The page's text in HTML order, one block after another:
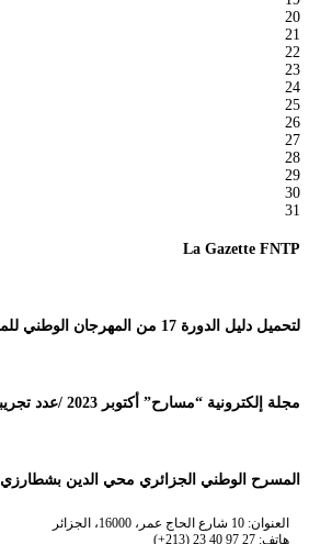
20
21
22
23
24
25
26
27
28
29
30
31
La Gazette FNTP
لتحميل دليل الدورة 17 من المهرجان الوطني للمسرح المحترف
مجلة إلكترونية “مسارح” أكتوبر 2023 /عدد تجريبي
المسرح الوطني الجزائري محي الدين بشطارزي
العنوان: 10 شارع الحاج عمر، 16000، الجزائر
هاتف: 27 97 40 23 (213+)